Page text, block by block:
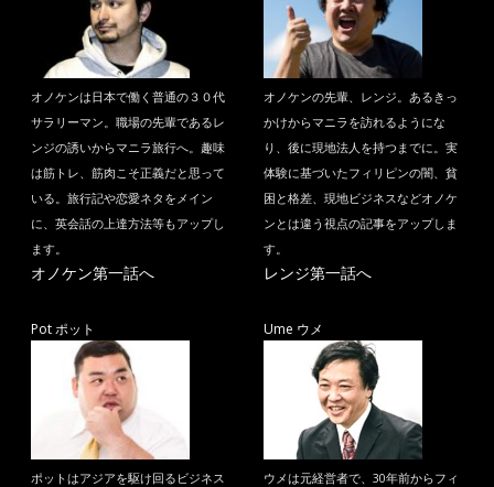
オノケンは日本で働く普通の３０代
サラリーマン。職場の先輩であるレ
ンジの誘いからマニラ旅行へ。趣味
は筋トレ、筋肉こそ正義だと思って
いる。旅行記や恋愛ネタをメイン
に、英会話の上達方法等もアップし
ます。
オノケン第一話へ
オノケンの先輩、レンジ。あるきっ
かけからマニラを訪れるようにな
り、後に現地法人を持つまでに。実
体験に基づいたフィリピンの闇、貧
困と格差、現地ビジネスなどオノケ
ンとは違う視点の記事をアップしま
す。
レンジ第一話へ
Pot ポット
ポットはアジアを駆け回るビジネス
Ume ウメ
ウメは元経営者で、30年前からフィ